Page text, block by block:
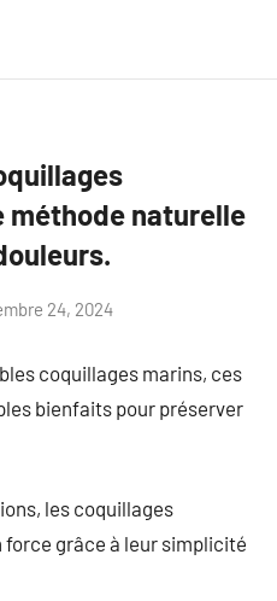
méthode naturelle
24, 2024
coquillages marins, ces
bienfaits pour préserver
les coquillages
force grâce à leur simplicité